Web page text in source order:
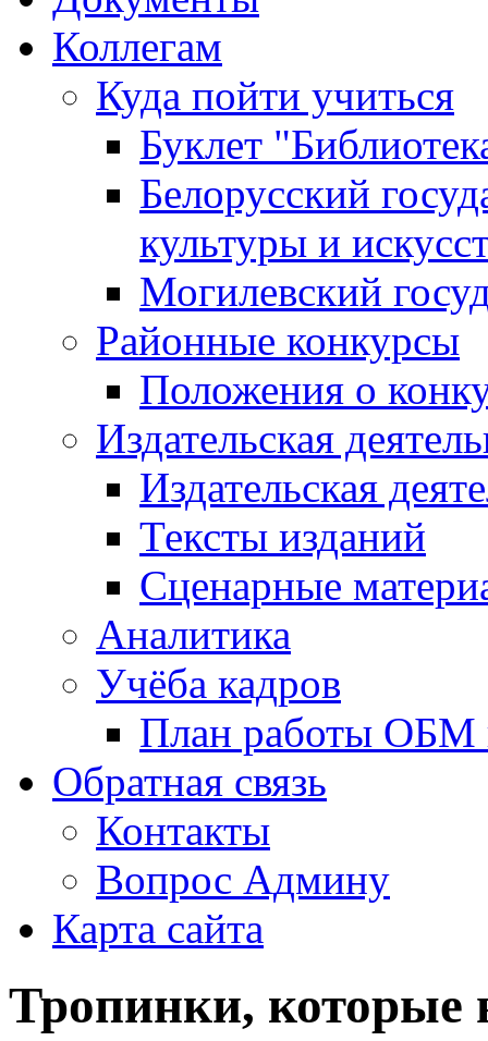
Коллегам
Куда пойти учиться
Буклет
Белорусский
культуры и
Могилевский
Районные конкурсы
Положения о
Издательская
Издательская
Тексты изданий
Сценарные
Аналитика
Учёба кадров
План работы ОБМ
Обратная связь
Контакты
Вопрос Админу
Карта сайта
Тропинки, которые